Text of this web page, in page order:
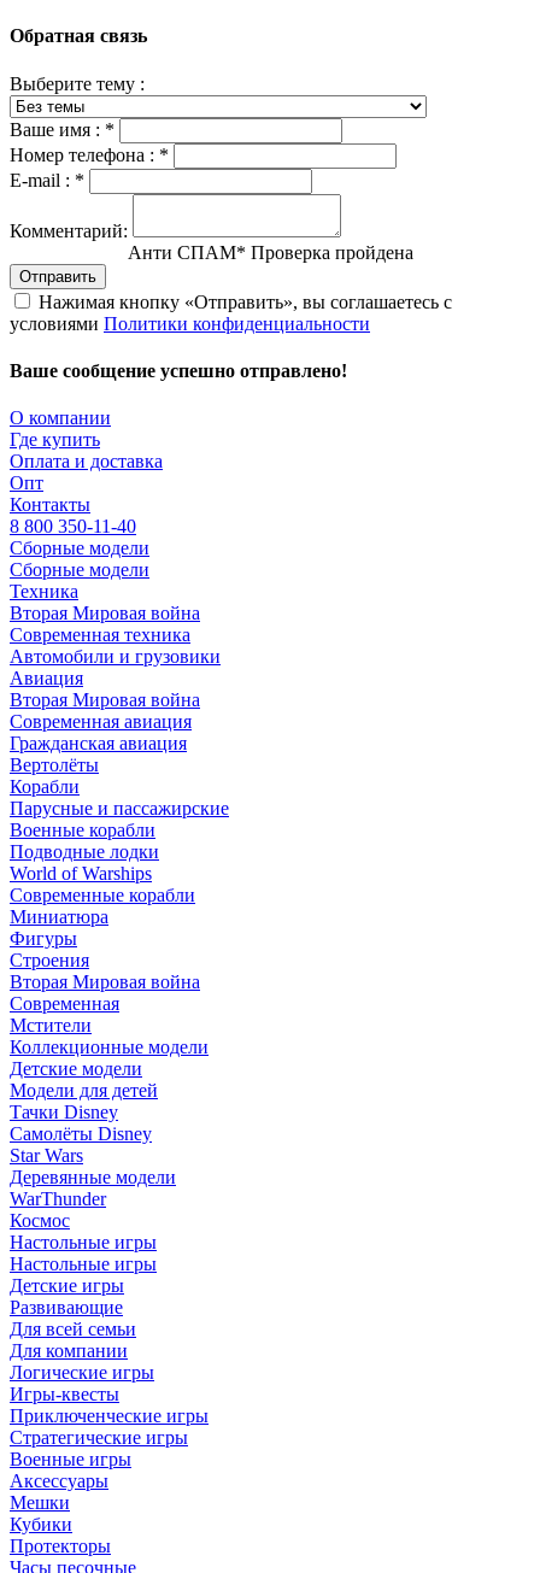
Обратная связь
Выберите тему :
Ваше имя : *
Номер телефона : *
E-mail : *
Комментарий:
Анти СПАМ* Проверка пройдена
Отправить
Нажимая кнопку «Отправить», вы соглашаетесь с
условиями Политики конфиденциальности
Ваше сообщение успешно отправлено!
О компании
Где купить
Оплата и доставка
Опт
Контакты
8 800 350-11-40
Сборные модели
Сборные модели
Техника
Вторая Мировая война
Современная техника
Автомобили и грузовики
Авиация
Вторая Мировая война
Современная авиация
Гражданская авиация
Вертолёты
Корабли
Парусные и пассажирские
Военные корабли
Подводные лодки
World of Warships
Современные корабли
Миниатюра
Фигуры
Строения
Вторая Мировая война
Современная
Мстители
Коллекционные модели
Детские модели
Модели для детей
Тачки Disney
Самолёты Disney
Star Wars
Деревянные модели
WarThunder
Космос
Настольные игры
Настольные игры
Детские игры
Развивающие
Для всей семьи
Для компании
Логические игры
Игры-квесты
Приключенческие игры
Стратегические игры
Военные игры
Аксессуары
Мешки
Кубики
Протекторы
Часы песочные